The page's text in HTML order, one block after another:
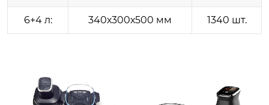
6+4 л: 340х300х500 мм 1340 шт.